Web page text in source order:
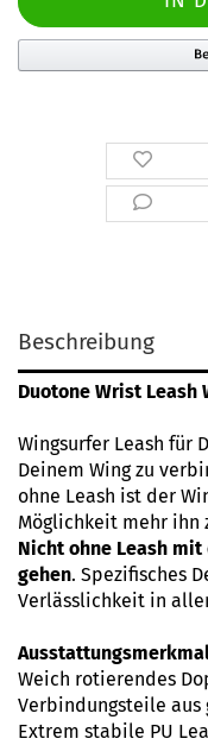
Beschreibung
Duotone Wrist Leash
Wingsurfer Leash für
Deinem Wing zu
ohne Leash ist der
Möglichkeit mehr ihn
Nicht ohne Leash
gehen. Spezifisches
Verlässlichkeit in
Weich rotierendes
Verbindungsteile
Extrem stabile PU